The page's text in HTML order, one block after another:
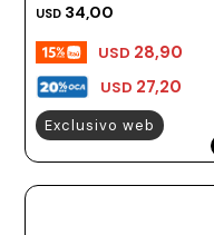
USD 34,00
USD 27,20
USD 28,90
Exclusivo web